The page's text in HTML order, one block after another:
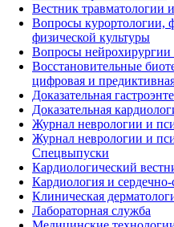
Вестник
Вопросы курортологии,
физической культуры
Вопросы
Восстановительные
цифровая и
Доказательная
Доказательная
Журнал неврологии и
Журнал неврологии и
Спецвыпуски
Кардиологический
Кардиология и сердечно-
Клиническая
Лабораторная служба